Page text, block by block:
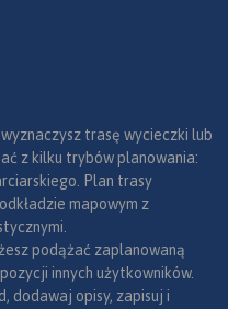
trasę wycieczki lub
z kilku trybów planowania:
Plan trasy
mapowym z
podążać zaplanowaną
innych użytkowników.
dodawaj opisy, zapisuj i